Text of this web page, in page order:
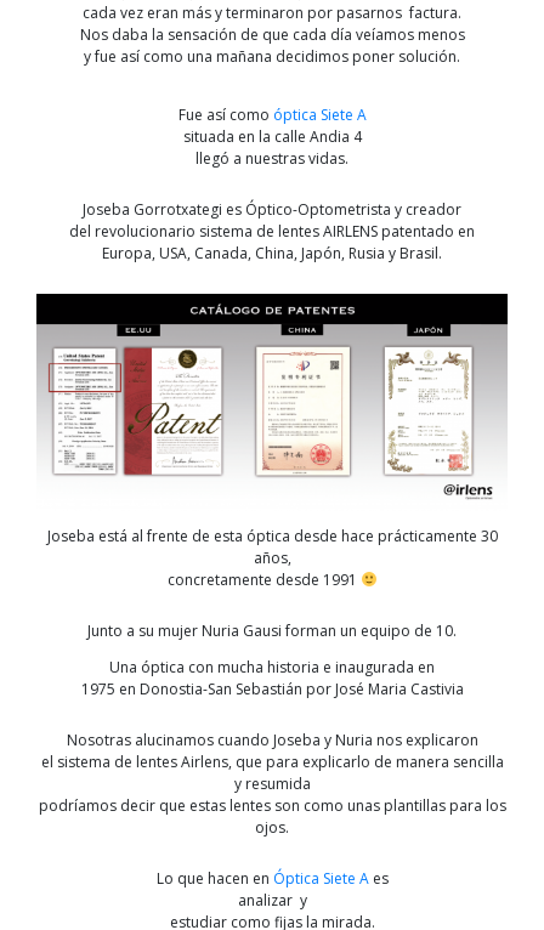
nuestra
óptica
en
cada vez eran más y terminaron por pasarnos factura.
Nos daba la sensación de que cada día veíamos menos
y fue así como una mañana decidimos poner solución.
Fue así como óptica Siete A
situada en la calle Andia 4
llegó a nuestras vidas.
Joseba Gorrotxategi es Óptico-Optometrista y creador
del revolucionario sistema de lentes AIRLENS patentado en
Europa, USA, Canada, China, Japón, Rusia y Brasil.
Joseba está al frente de esta óptica desde hace prácticamente 30
años,
concretamente desde 1991
Junto a su mujer Nuria Gausi forman un equipo de 10.
Una óptica con mucha historia e inaugurada en
1975 en Donostia-San Sebastián por José Maria Castivia
Nosotras alucinamos cuando Joseba y Nuria nos explicaron
el sistema de lentes Airlens, que para explicarlo de manera sencilla
y resumida
podríamos decir que estas lentes son como unas plantillas para los
ojos.
Lo que hacen en Óptica Siete Aes
analizar y
estudiar como fijas la mirada.